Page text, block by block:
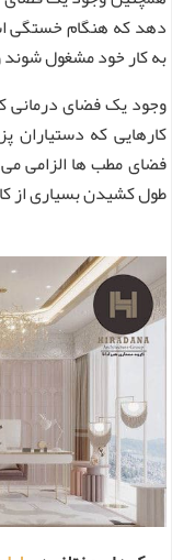
دهد که هنگام خستگی
به کار خود مشغول شوند
وجود یک فضای درمانی
کارهایی که دستیاران
فضای مطب ها الزامی
طول کشیدن بسیاری از